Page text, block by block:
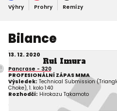
Výhry Prohry Remízy
Bilance
13. 12. 2020
Rui Imura
Pancrase - 320
PROFESIONÁLNÍ ZÁPAS MMA
Výsledek: Technical Submission
Choke), 1. kolo 1:40
Rozhodčí: Hirokazu Takamoto